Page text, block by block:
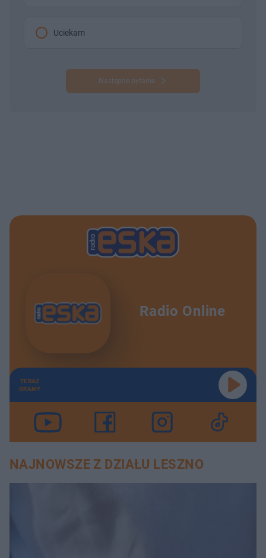
Uciekam
Następne pytanie
Radio Online
TERAZ
GRAMY
NAJNOWSZE Z DZIAŁU LESZNO